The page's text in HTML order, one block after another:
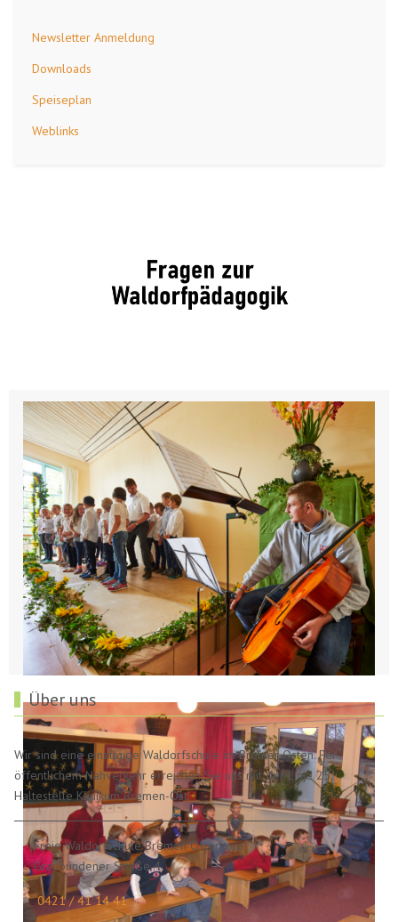
Newsletter Anmeldung
Downloads
Speiseplan
Weblinks
Über uns
Wir sind eine einzügige Waldorfschule im Bremer Osten. Per
öffentlichem Nahverkehr erreichen Sie uns mit der Linie 25,
Haltestelle Klinikum Bremen-Ost.
Freie Waldorfschule Bremen Osterholz
Graubündener Straße 4
0421 / 41 14 41